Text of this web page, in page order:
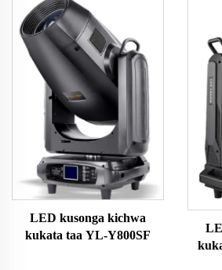
LED kusonga kichwa
kukata taa YL-Y800SF